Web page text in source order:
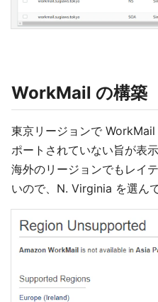
WorkMail の構築
東京リージョンで
ポートされていない旨が表
海外のリージョンでもレイ
いので、N. Virginia を選ん